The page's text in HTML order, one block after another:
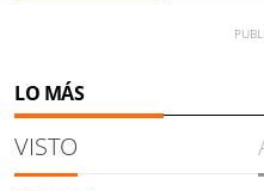
LO MÁS
VISTO